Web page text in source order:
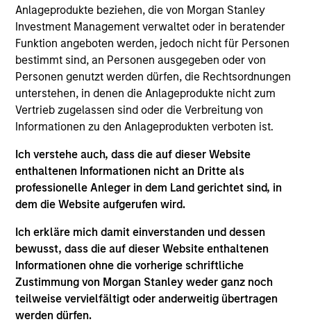
Anlageprodukte beziehen, die von Morgan Stanley
Investment Management verwaltet oder in beratender
Funktion angeboten werden, jedoch nicht für Personen
bestimmt sind, an Personen ausgegeben oder von
Personen genutzt werden dürfen, die Rechtsordnungen
unterstehen, in denen die Anlageprodukte nicht zum
Vertrieb zugelassen sind oder die Verbreitung von
Informationen zu den Anlageprodukten verboten ist.
Ich verstehe auch, dass die auf dieser Website
enthaltenen Informationen nicht an Dritte als
professionelle Anleger in dem Land gerichtet sind, in
dem die Website aufgerufen wird.
Ich erkläre mich damit einverstanden und dessen
bewusst, dass die auf dieser Website enthaltenen
Informationen ohne die vorherige schriftliche
Zustimmung von Morgan Stanley weder ganz noch
teilweise vervielfältigt oder anderweitig übertragen
werden dürfen.
2010, Ricky has specialized in a variety of overlay
applications, including rebalancing and completion
strategies, options-based strategies, and liability-
driven investing. Ricky is a member of the CFA
Society of Minnesota.
Parametric
Parametric Overlay Solutions
Parametric's Overlay solutions form a
comprehensive portfolio management
platform that enables institutional investors
to optimize their portfolios and remain
aligned with strategic policy objectives.